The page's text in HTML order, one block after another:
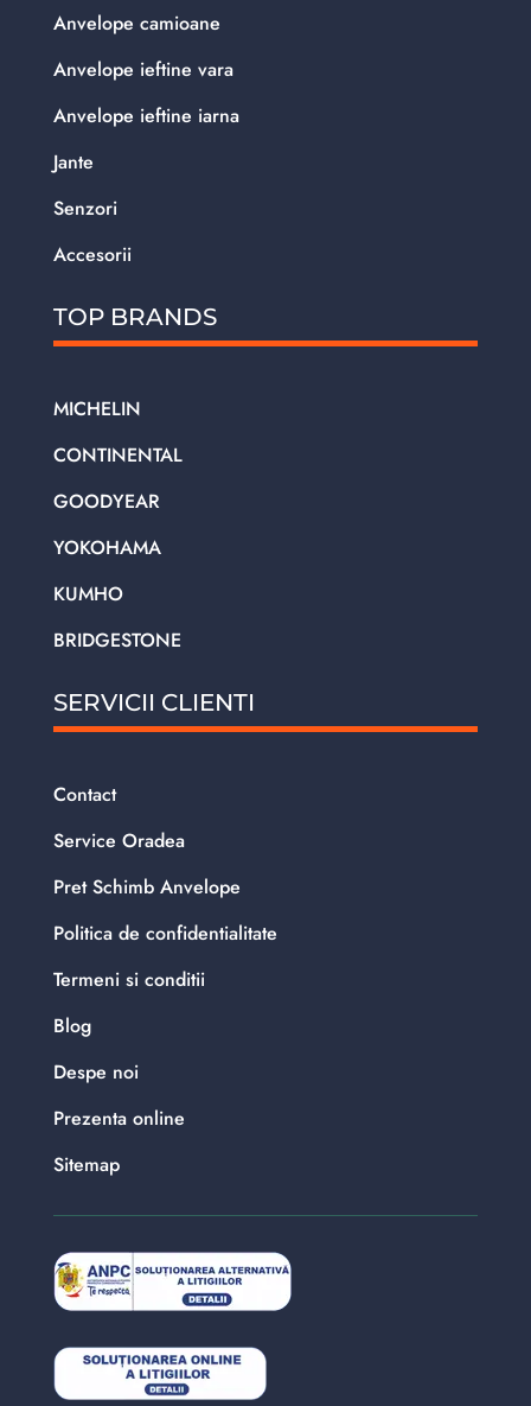
Anvelope camioane
Anvelope ieftine vara
Anvelope ieftine iarna
Jante
Senzori
Accesorii
TOP BRANDS
MICHELIN
CONTINENTAL
GOODYEAR
YOKOHAMA
KUMHO
BRIDGESTONE
SERVICII CLIENTI
Contact
Service Oradea
Pret Schimb Anvelope
Politica de confidentialitate
Termeni si conditii
Blog
Despe noi
Prezenta online
Sitemap